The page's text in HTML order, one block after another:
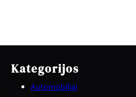
Kategorijos
Automobiliai